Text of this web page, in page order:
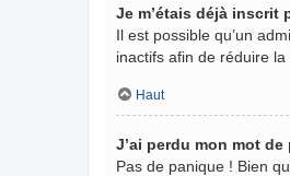
Je m’étais déjà inscrit
Il est possible qu’un
inactifs afin de réduire
Haut
J’ai perdu mon mot de
Pas de panique ! Bien